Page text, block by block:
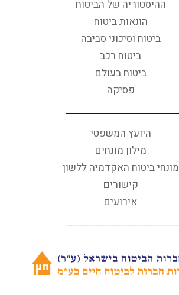
ההיסטוריה של הביטוח
הונאות ביטוח
ביטוח וסיכוני סביבה
ביטוח רכב
ביטוח בעולם
פסיקה
היועץ המשפטי
מילון מונחים
מונחי ביטוח האקדמיה ללשון
קישורים
אירועים